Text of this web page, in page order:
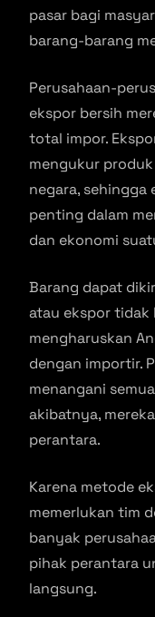
pasar bagi
barang-barang
Perusahaan-
ekspor bersih
total impor.
mengukur
negara, sehingga
penting dalam
dan ekonomi
Barang dapat
atau ekspor tidak
mengharuskan
dengan importir.
menangani
akibatnya,
perantara.
Karena metode
memerlukan tim
banyak
pihak perantara
langsung.